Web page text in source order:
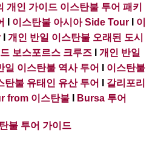
개인 가이드 이스탄불 투어 패키
이스탄불 아시아 Side TourI 이
I 개인 반일 이스탄불 오래된 도시
보스포르스 크루즈
개인 반일
일 이스탄불 역사 투어
이스탄불
탄불 유태인 유산 투어
갈리포리
from 이스탄불 Bursa 투어
불 투어 가이드